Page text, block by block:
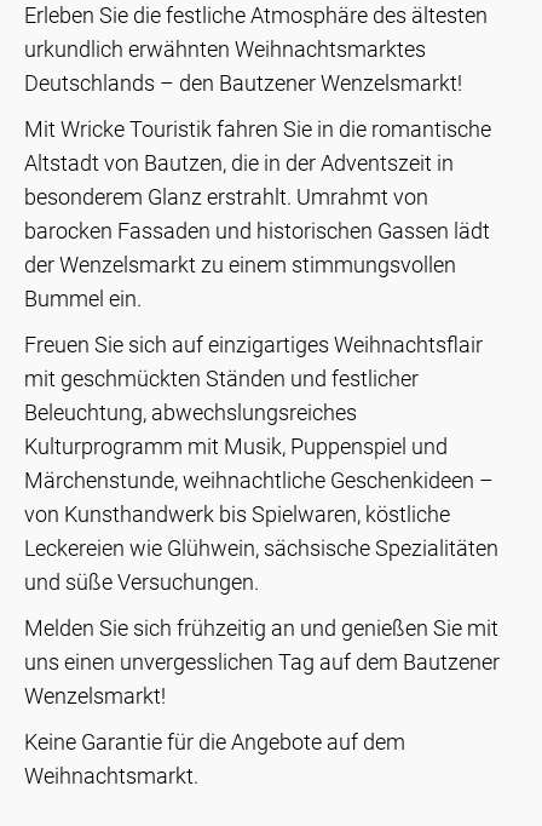
Erleben Sie die festliche Atmosphäre des ältesten
urkundlich erwähnten Weihnachtsmarktes
Deutschlands – den Bautzener Wenzelsmarkt!
Mit Wricke Touristik fahren Sie in die romantische
Altstadt von Bautzen, die in der Adventszeit in
besonderem Glanz erstrahlt. Umrahmt von
barocken Fassaden und historischen Gassen lädt
der Wenzelsmarkt zu einem stimmungsvollen
Bummel ein.
Freuen Sie sich auf einzigartiges Weihnachtsflair
mit geschmückten Ständen und festlicher
Beleuchtung, abwechslungsreiches
Kulturprogramm mit Musik, Puppenspiel und
Märchenstunde, weihnachtliche Geschenkideen –
von Kunsthandwerk bis Spielwaren, köstliche
Leckereien wie Glühwein, sächsische Spezialitäten
und süße Versuchungen.
Melden Sie sich frühzeitig an und genießen Sie mit
uns einen unvergesslichen Tag auf dem Bautzener
Wenzelsmarkt!
Keine Garantie für die Angebote auf dem
Weihnachtsmarkt.